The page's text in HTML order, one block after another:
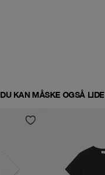
DU KAN MÅSKE OGSÅ LIDE